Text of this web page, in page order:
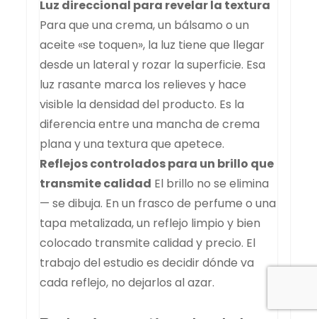
Luz direccional para revelar la textura
Para que una crema, un bálsamo o un
aceite «se toquen», la luz tiene que llegar
desde un lateral y rozar la superficie. Esa
luz rasante marca los relieves y hace
visible la densidad del producto. Es la
diferencia entre una mancha de crema
plana y una textura que apetece.
Reflejos controlados para un brillo que
transmite calidad El brillo no se elimina
— se dibuja. En un frasco de perfume o una
tapa metalizada, un reflejo limpio y bien
colocado transmite calidad y precio. El
trabajo del estudio es decidir dónde va
cada reflejo, no dejarlos al azar.